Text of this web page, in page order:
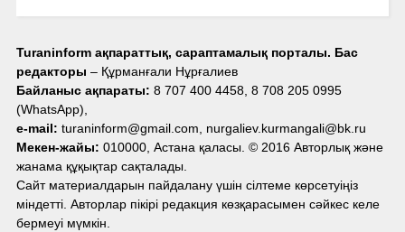
Turaninform ақпараттық, сараптамалық порталы. Бас
редакторы – Құрманғали Нұрғалиев
Байланыс ақпараты: 8 707 400 4458, 8 708 205 0995
(WhatsApp),
e-mail: turaninform@gmail.com, nurgaliev.kurmangali@bk.ru
Мекен-жайы: 010000, Астана қаласы. © 2016 Авторлық және
жанама құқықтар сақталады.
Сайт материалдарын пайдалану үшін сілтеме көрсетуіңіз
міндетті. Авторлар пікірі редакция көзқарасымен сәйкес келе
бермеуі мүмкін.